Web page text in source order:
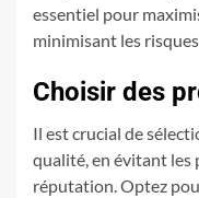
essentiel pour
minimisant les
Choisir des
Il est crucial de
qualité, en évitant les
réputation. Optez